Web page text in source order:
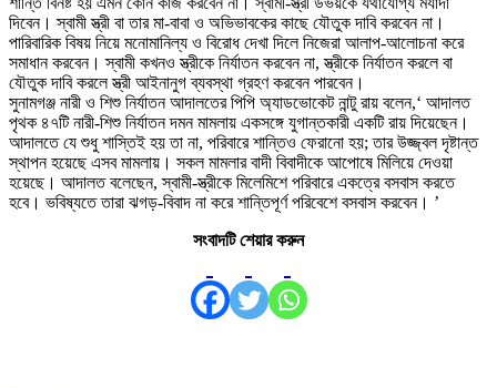
দিবেন। স্বামী স্ত্রী বা তার মা-বাবা ও অভিভাবকের কাছে যৌতুক দাবি করবেন না।
পারিবারিক বিষয় নিয়ে মনোমানিল্য ও বিরোধ দেখা দিলে নিজেরা আলাপ-আলোচনা করে
সমাধান করবেন। স্বামী কখনও স্ত্রীকে নির্যাতন করবেন না, স্ত্রীকে নির্যাতন করলে বা
যৌতুক দাবি করলে স্ত্রী আইনানুগ ব্যবস্থা গ্রহণ করবেন পারবেন।
সুনামগঞ্জ নারী ও শিশু নির্যাতন আদালতের পিপি অ্যাডভোকেট নান্টু রায় বলেন,‘ আদালত
পৃথক ৪৭টি নারী-শিশু নির্যাতন দমন মামলায় একসঙ্গে যুগান্তকারী একটি রায় দিয়েছেন।
আদালতে যে শুধু শাস্তিই হয় তা না, পরিবারে শান্তিও ফেরানো হয়; তার উজ্জ্বল দৃষ্টান্ত
স্থাপন হয়েছে এসব মামলায়। সকল মামলার বাদী বিবাদীকে আপোষে মিলিয়ে দেওয়া
হয়েছে। আদালত বলেছেন, স্বামী-স্ত্রীকে মিলেমিশে পরিবারে একত্রে বসবাস করতে
হবে। ভবিষ্যতে তারা ঝগড়-বিবাদ না করে শান্তিপূর্ণ পরিবেশে বসবাস করবেন। ’
সংবাদটি শেয়ার করুন